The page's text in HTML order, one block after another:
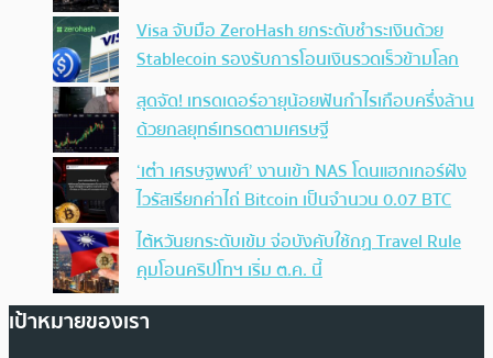
Visa จับมือ ZeroHash ยกระดับชำระเงินด้วย
Stablecoin รองรับการโอนเงินรวดเร็วข้ามโลก
สุดจัด! เทรดเดอร์อายุน้อยฟันกำไรเกือบครึ่งล้าน
ด้วยกลยุทธ์เทรดตามเศรษฐี
‘เต๋า เศรษฐพงศ์’ งานเข้า NAS โดนแฮกเกอร์ฝัง
ไวรัสเรียกค่าไถ่ Bitcoin เป็นจำนวน 0.07 BTC
ไต้หวันยกระดับเข้ม จ่อบังคับใช้กฏ Travel Rule
คุมโอนคริปโทฯ เริ่ม ต.ค. นี้
เป้าหมายของเรา